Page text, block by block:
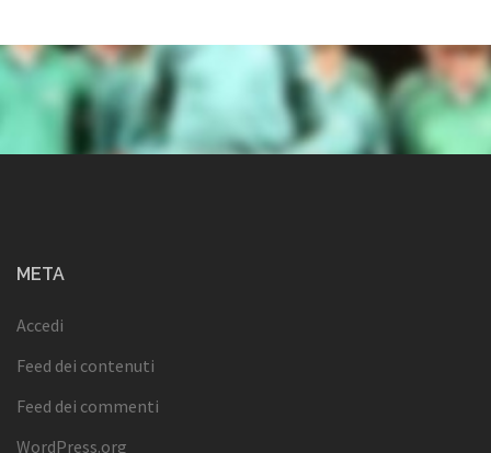
META
Accedi
Feed dei contenuti
Feed dei commenti
WordPress.org